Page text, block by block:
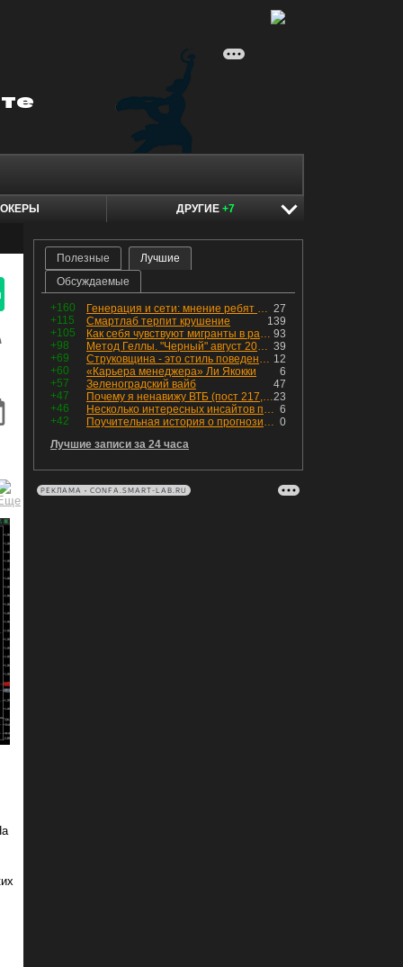
ДРУГИЕ +7
Полезные
Лучшие
Обсуждаемые
+160 27
Генерация и сети: мнение ребят из индустрии
+115
139
Смартлаб терпит крушение
+105
93
Как себя чувствуют мигранты в раю, в который они так стремились
+98
39
Метод Геллы. "Черный" август 2026 - быть или не быть?
+69
12
Струковщина - это стиль поведения, известный всем в секторе золотодобычи.
+60
6
«Карьера менеджера» Ли Якокки
+57
47
Зеленоградский вайб
+47
23
Почему я ненавижу ВТБ (пост 217, 12+)
+46
6
Несколько интересных инсайтов по "Озону"
+42
0
Поучительная история о прогнозировании
Лучшие записи за 24 часа
РЕКЛАМА • CONFA.SMART-LAB.RU